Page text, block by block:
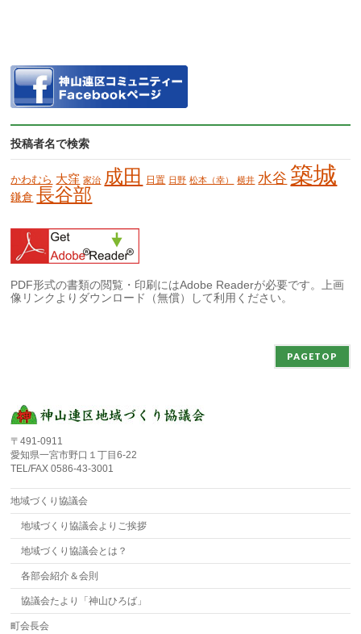
投稿者名で検索
かわむら 大窪 家治 成田 日置 日野 松本（幸） 横井 水谷 築城
鎌倉 長谷部
PDF形式の書類の閲覧・印刷にはAdobe Readerが必要です。上画
像リンクよりダウンロード（無償）して利用ください。
PAGETOP
〒491-0911
愛知県一宮市野口１丁目6-22
TEL/FAX 0586-43-3001
地域づくり協議会
地域づくり協議会よりご挨拶
地域づくり協議会とは？
各部会紹介＆会則
協議会たより「神山ひろば」
町会長会